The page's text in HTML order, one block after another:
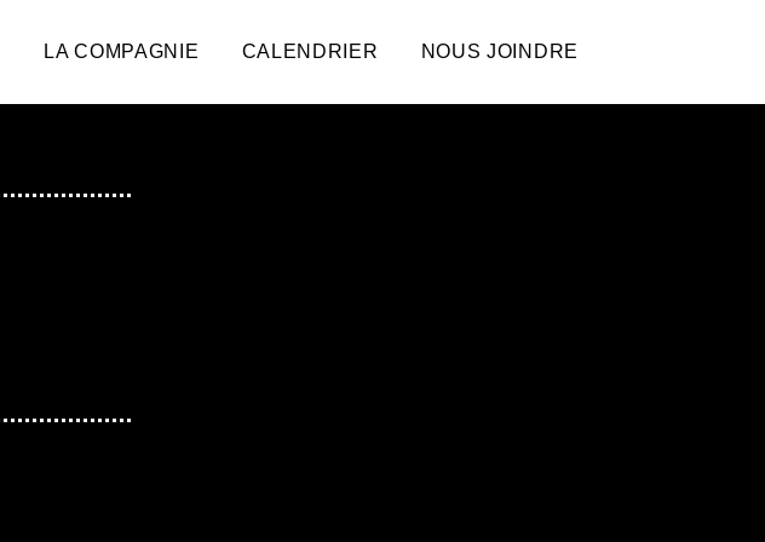
LA COMPAGNIE CALENDRIER NOUS JOINDRE